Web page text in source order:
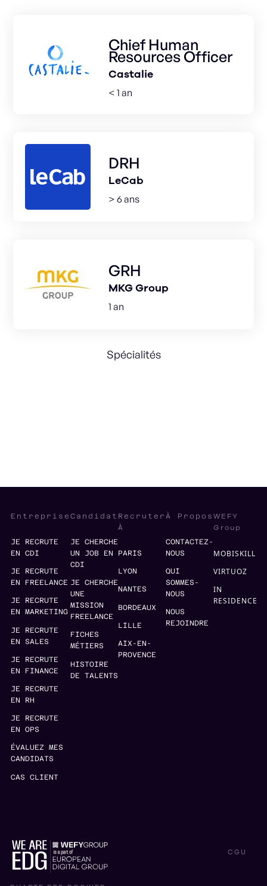
Chief Human
Resources Officer
Castalie
< 1 an
DRH
LeCab
> 6 ans
GRH
MKG Group
1 an
Spécialités
Entreprise
JE RECRUTE
EN CDI
JE RECRUTE
EN FREELANCE
JE RECRUTE
EN MARKETING
JE RECRUTE
EN SALES
JE RECRUTE
EN FINANCE
JE RECRUTE
EN RH
JE RECRUTE
EN OPS
ÉVALUEZ MES
CANDIDATS
CAS CLIENT
Candidat
JE CHERCHE
UN JOB EN
CDI
JE CHERCHE
UNE
MISSION
FREELANCE
FICHES
MÉTIERS
HISTOIRE
DE TALENTS
Recruter
À
PARIS
LYON
NANTES
BORDEAUX
LILLE
AIX-EN-
PROVENCE
À Propos
CONTACTEZ-
NOUS
QUI
SOMMES-
NOUS
NOUS
REJOINDRE
WEFY
Group
MOBISKILL
VIRTUOZ
IN
RESIDENCE
CGU